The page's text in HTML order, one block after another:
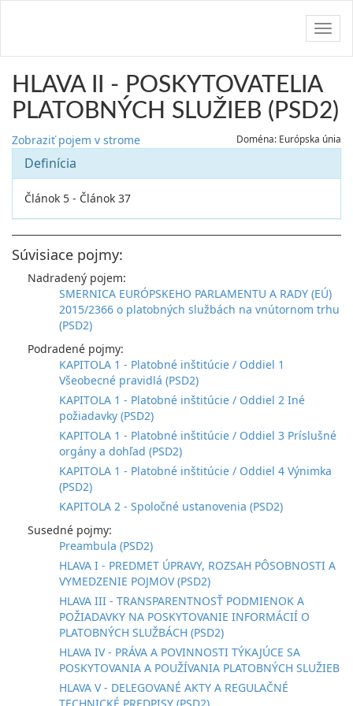
HLAVA II - POSKYTOVATELIA
PLATOBNÝCH SLUŽIEB (PSD2)
Zobraziť pojem v strome Doména: Európska únia
Definícia
Článok 5 - Článok 37
Súvisiace pojmy:
Nadradený pojem:
SMERNICA EURÓPSKEHO PARLAMENTU A RADY (EÚ)
2015/2366 o platobných službách na vnútornom trhu
(PSD2)
Podradené pojmy:
KAPITOLA 1 - Platobné inštitúcie / Oddiel 1
Všeobecné pravidlá (PSD2)
KAPITOLA 1 - Platobné inštitúcie / Oddiel 2 Iné
požiadavky (PSD2)
KAPITOLA 1 - Platobné inštitúcie / Oddiel 3 Príslušné
orgány a dohľad (PSD2)
KAPITOLA 1 - Platobné inštitúcie / Oddiel 4 Výnimka
(PSD2)
KAPITOLA 2 - Spoločné ustanovenia (PSD2)
Susedné pojmy:
Preambula (PSD2)
HLAVA I - PREDMET ÚPRAVY, ROZSAH PÔSOBNOSTI A
VYMEDZENIE POJMOV (PSD2)
HLAVA III - TRANSPARENTNOSŤ PODMIENOK A
POŽIADAVKY NA POSKYTOVANIE INFORMÁCIÍ O
PLATOBNÝCH SLUŽBÁCH (PSD2)
HLAVA IV - PRÁVA A POVINNOSTI TÝKAJÚCE SA
POSKYTOVANIA A POUŽÍVANIA PLATOBNÝCH SLUŽIEB
HLAVA V - DELEGOVANÉ AKTY A REGULAČNÉ